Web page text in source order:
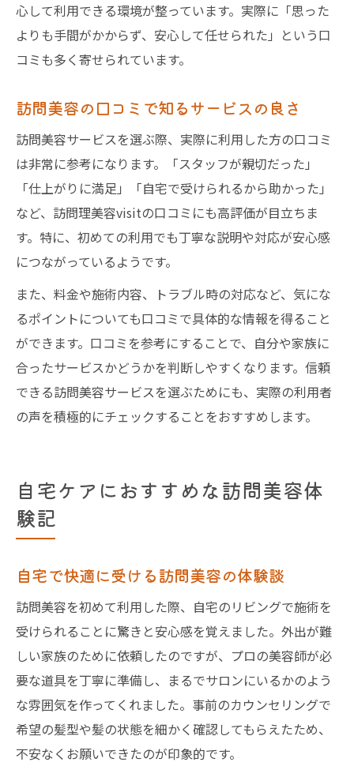
心して利用できる環境が整っています。実際に「思った
よりも手間がかからず、安心して任せられた」という口
コミも多く寄せられています。
訪問美容の口コミで知るサービスの良さ
訪問美容サービスを選ぶ際、実際に利用した方の口コミ
は非常に参考になります。「スタッフが親切だった」
「仕上がりに満足」「自宅で受けられるから助かった」
など、訪問理美容visitの口コミにも高評価が目立ちま
す。特に、初めての利用でも丁寧な説明や対応が安心感
につながっているようです。
また、料金や施術内容、トラブル時の対応など、気にな
るポイントについても口コミで具体的な情報を得ること
ができます。口コミを参考にすることで、自分や家族に
合ったサービスかどうかを判断しやすくなります。信頼
できる訪問美容サービスを選ぶためにも、実際の利用者
の声を積極的にチェックすることをおすすめします。
自宅ケアにおすすめな訪問美容体
験記
自宅で快適に受ける訪問美容の体験談
訪問美容を初めて利用した際、自宅のリビングで施術を
受けられることに驚きと安心感を覚えました。外出が難
しい家族のために依頼したのですが、プロの美容師が必
要な道具を丁寧に準備し、まるでサロンにいるかのよう
な雰囲気を作ってくれました。事前のカウンセリングで
希望の髪型や髪の状態を細かく確認してもらえたため、
不安なくお願いできたのが印象的です。